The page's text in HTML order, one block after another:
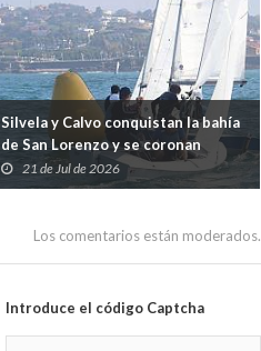
Silvela y Calvo conquistan la bahía
de San Lorenzo y se coronan
campeones de Asturias de Snipe
21 de Jul de 2026
Los comentarios están moderados.
Introduce el código Captcha